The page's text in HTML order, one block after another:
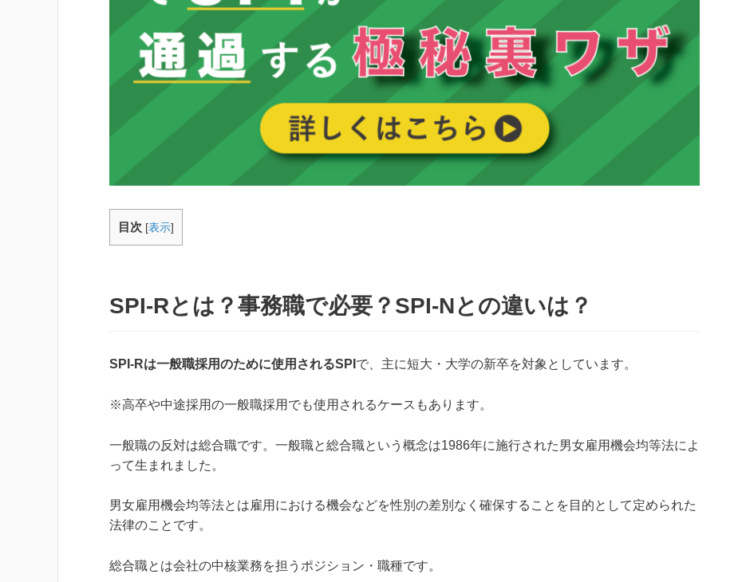
目次 [表示]
SPI-Rとは？事務職で必要？SPI-Nとの違いは？
SPI-Rは一般職採用のために使用されるSPI で、主に短大・大学の新卒を対象としています。
※高卒や中途採用の一般職採用でも使用されるケースもあります。
一般職の反対は総合職です。一般職と総合職という概念は1986年に施行された男女雇用機会均等法によ
って生まれました。
男女雇用機会均等法とは雇用における機会などを性別の差別なく確保することを目的として定められた
法律のことです。
総合職とは会社の中核業務を担うポジション・職種です。